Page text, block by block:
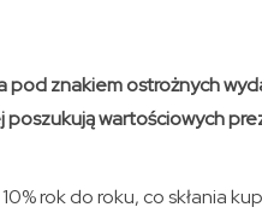
znakiem ostrożnych
poszukują wartościowych
rok do roku, co skłania